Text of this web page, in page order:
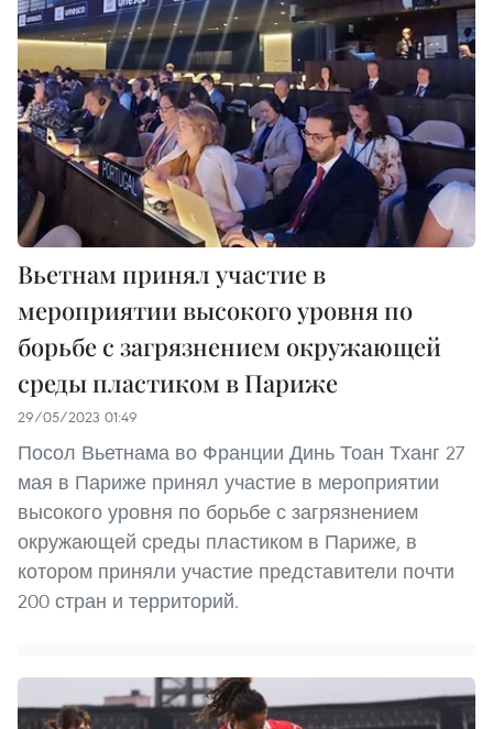
Вьетнам принял участие в
мероприятии высокого уровня по
борьбе с загрязнением окружающей
среды пластиком в Париже
29/05/2023 01:49
Посол Вьетнама во Франции Динь Тоан Тханг 27
мая в Париже принял участие в мероприятии
высокого уровня по борьбе с загрязнением
окружающей среды пластиком в Париже, в
котором приняли участие представители почти
200 стран и территорий.